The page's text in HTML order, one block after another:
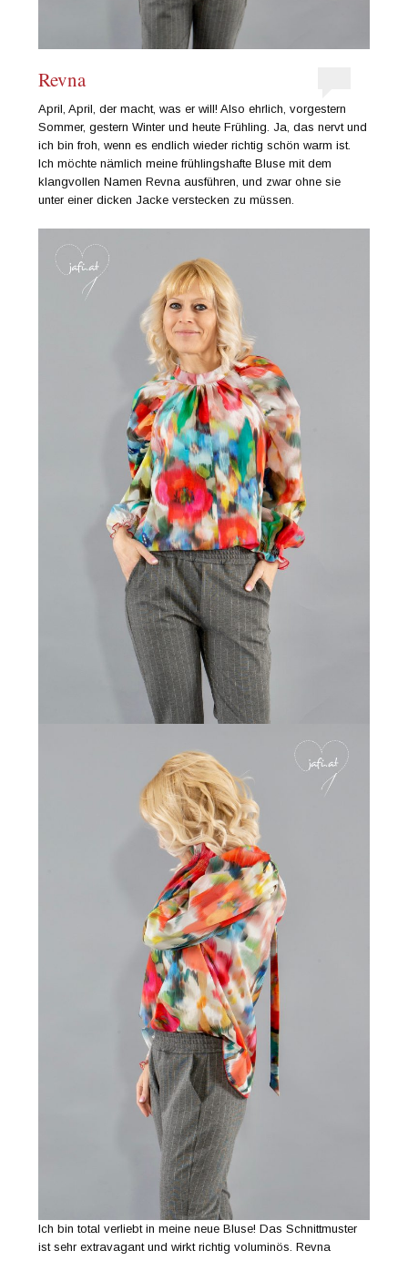
Revna
April, April, der macht, was er will! Also ehrlich, vorgestern
Sommer, gestern Winter und heute Frühling. Ja, das nervt und
ich bin froh, wenn es endlich wieder richtig schön warm ist.
Ich möchte nämlich meine frühlingshafte Bluse mit dem
klangvollen Namen Revna ausführen, und zwar ohne sie
unter einer dicken Jacke verstecken zu müssen.
Ich bin total verliebt in meine neue Bluse! Das Schnittmuster
ist sehr extravagant und wirkt richtig voluminös. Revna